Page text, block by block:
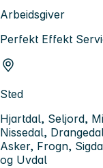
Arbeidsgiver
Perfekt Effekt
Sted
Hjartdal, Seljord,
Nissedal,
Asker, Frogn,
og Uvdal